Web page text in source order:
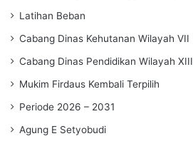
Latihan Beban
Cabang Dinas Kehutanan Wilayah VII
Cabang Dinas Pendidikan Wilayah XIII
Mukim Firdaus Kembali Terpilih
Periode 2026 – 2031
Agung E Setyobudi